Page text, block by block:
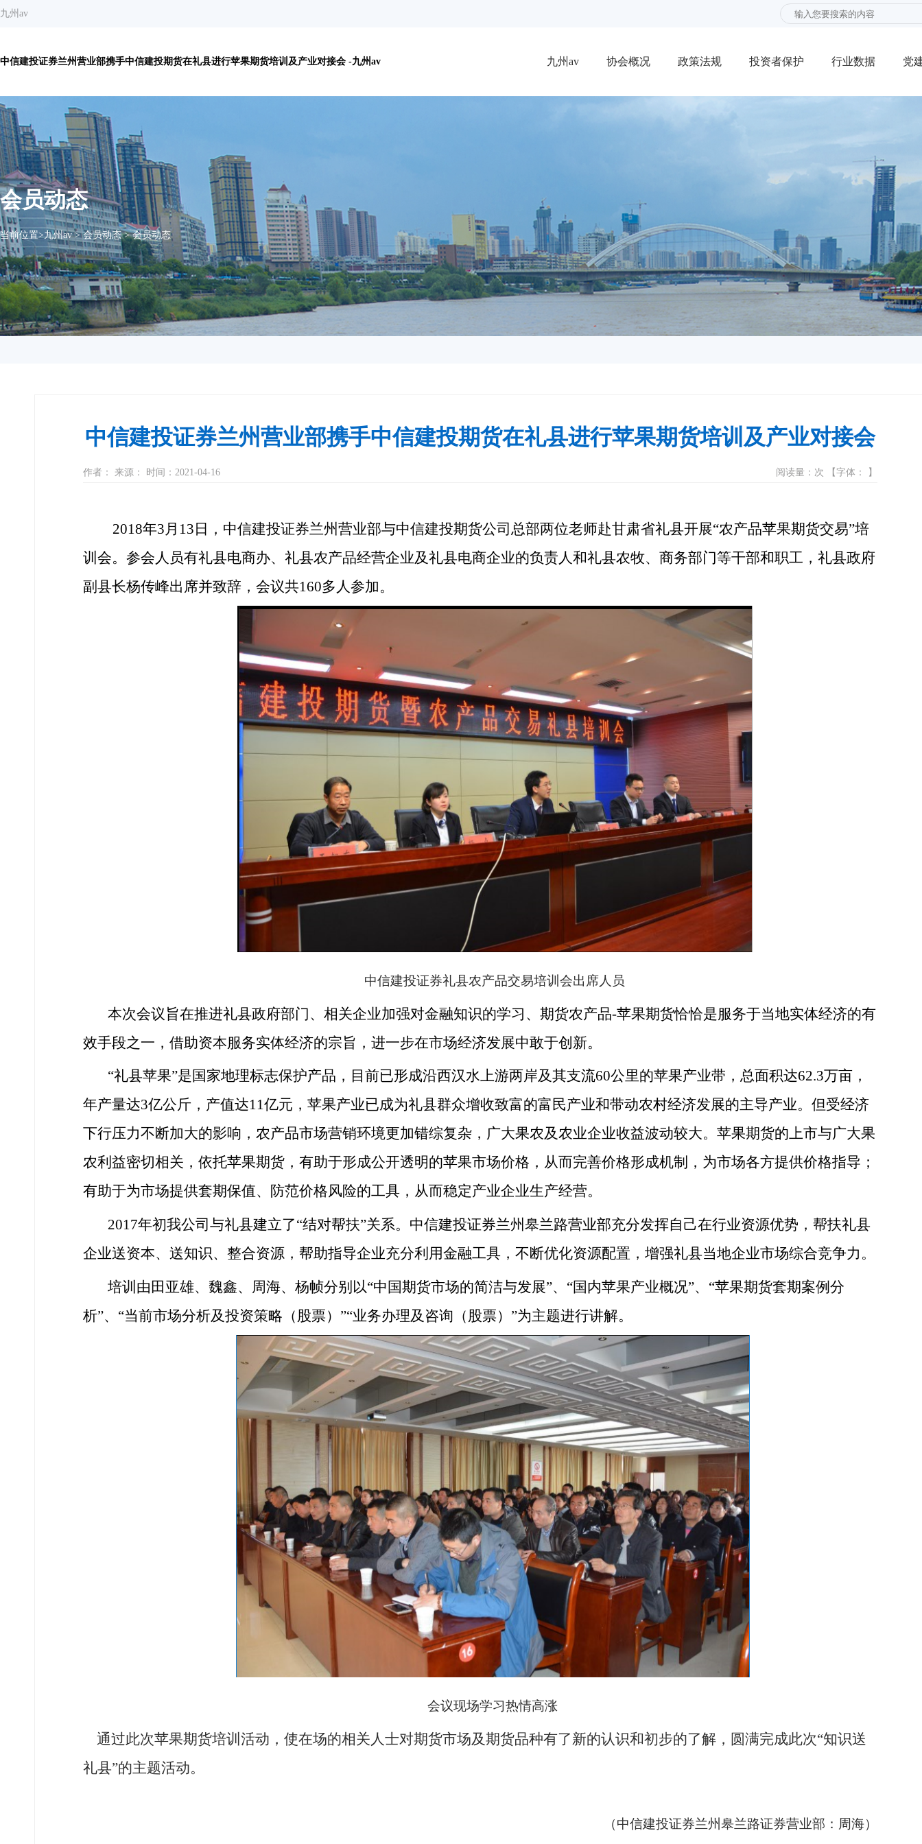
九州av
中信建投证券兰州营业部携手中信建投期货在礼县进行苹果期货培训及产业对接会 -九州av 九州av 协会概况 政策法规 投资者保护 行业数据 党
会员动态
当前位置>九州av>会员动态>会员动态
中信建投证券兰州营业部携手中信建投期货在礼县进行苹果期货培训及产业对接会
作者： 来源： 时间：2021-04-16 阅读量：次 【字体： 】
2018年3 月 1 3 日， 中信建投证券兰州营业部与中信建投期货公司总部两位老师赴甘肃省礼县开展“农产品苹果期货交易”培
训会。参会人员有礼县电商办、礼县农产品经营企业及礼县电商企业的负责人和礼县农牧、商务部门等干部和职工 ， 礼县政府
副县长杨传峰出席并致辞， 会议共160多人参加。
中信建投证券礼县农产品交易培训会出席人员
本次会议 旨在推进礼县政府部门、 相关企业加强对金融知识的学习、期货农产品-苹果期货恰恰是服务于当地实体经济的有
效手段之一 ， 借助资本服务实体经济的宗旨 ，进一步在市场经济发展中敢于创新。
“礼县苹果”是国家地理标志保护产品，目前已形成沿西汉水上游两岸及其支流60公里的苹果产业带，总面积达62.3万亩，
年产量达3亿公斤，产值达11亿元，苹果产业已成为礼县群众增收致富的富民产业和带动农村经济发展的主导产业。但受经济
下行压力不断加大的影响 ，农产品市场营销环境更加错综复杂，广大果农及农业企业收益波动较大。苹果期货的上市与广大果
农利益密切相关，依托苹果期货，有助于形成公开透明的苹果市场价格，从而完善价格形成机制，为市场各方提供价格指导；
有助于为市场提供套期保值、防范价格风险的工具，从而稳定产业企业生产经营。
2017年初我公司与礼县建立了“结对帮扶”关系。中信建投证券兰州皋兰路营业部充分发挥自己在行业资源优势， 帮扶礼县
企业送资本、送知识、整合资源， 帮助指导企业充分利用金融工具，不断优化资源配置，增强礼县当地企业市场综合竞争力 。
培训 由田亚雄、魏鑫、周海、杨帧分别以“中国期货市场的简洁与发展”、“国内苹果产业概况”、“苹果期货套期案例分
析”、“当前市场分析及投资策略（股票）”“业务办理及咨询（股票）”为主题进行讲解。
会议现场学习热情高涨
通过此次苹果期货培训活动，使在场的相关人士对期货市场及期货品种有了新的认识和初步的了解，圆满完成此次“知识送
礼县”的主题活动。
（中信建投证券兰州皋兰路证券营业部：周海）